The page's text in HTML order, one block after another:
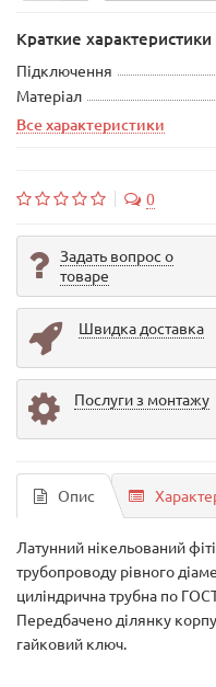
Краткие характеристики
Підключення
Матеріал
Все характеристики
0
Задать вопрос о
товаре
Швидка доставка
Послуги з монтажу
Опис
Латунний нікельований
трубопроводу рівного
циліндричнатрубна по
Передбачено ділянку
гайковий ключ.